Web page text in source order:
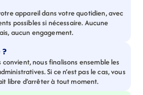
appareil dans votre quotidien, avec
possibles si nécessaire. Aucune
aucun engagement.
convient, nous finalisons ensemble les
Si ce n’est pas le cas, vous
libre d’arrêter à tout moment.